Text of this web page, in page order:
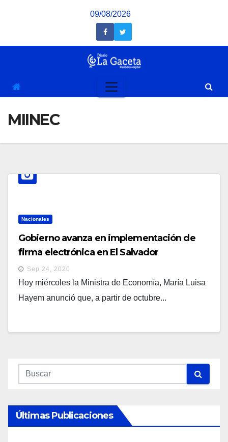
09/08/2026
MIINEC
Nacionales
Gobierno avanza en implementación de
firma electrónica en El Salvador
Sep 24, 2020
Hoy miércoles la Ministra de Economía, María Luisa
Hayem anunció que, a partir de octubre...
Últimas Publicaciones